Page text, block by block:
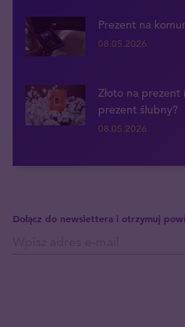
Prezent na
08.05.2026
Złoto na
prezent ślubny?
08.05.2026
Dołącz do newslettera i otrzymuj